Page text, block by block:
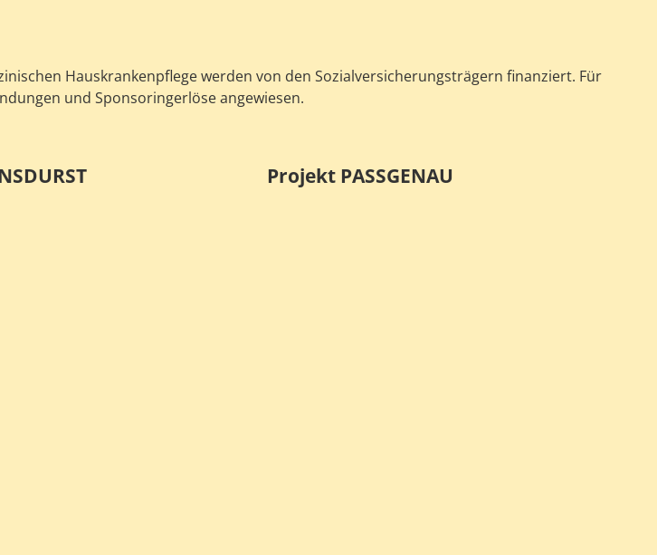
Hauskrankenpflege werden von den Sozialversicherungsträgern finanziert. Für
und Sponsoringerlöse angewiesen.
Projekt PASSGENAU